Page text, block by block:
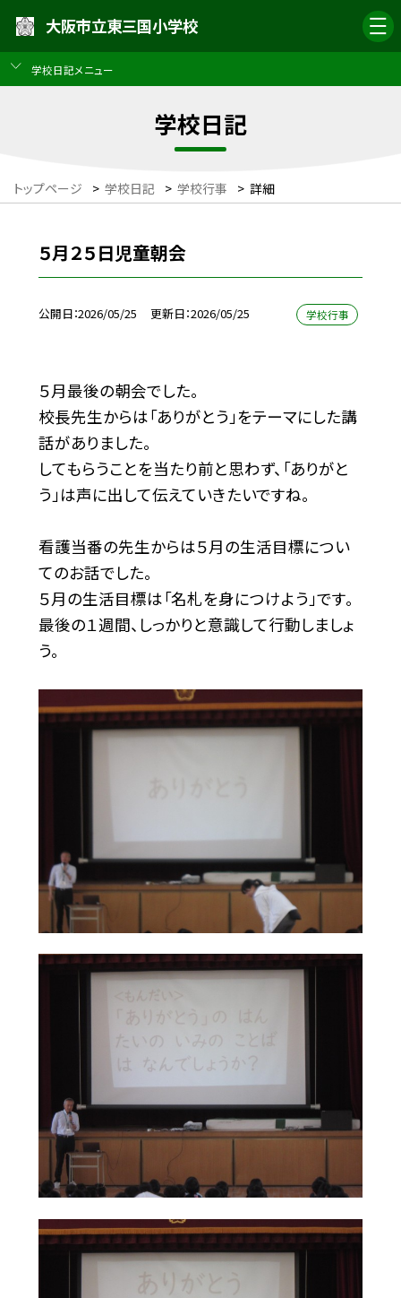
大阪市立東三国小学校
学校日記メニュー
学校日記
トップページ > 学校日記 > 学校行事 > 詳細
５月２５日児童朝会
公開日 2026/05/25 更新日 2026/05/25 学校行事
５月最後の朝会でした。
校長先生からは「ありがとう」をテーマにした講
話がありました。
してもらうことを当たり前と思わず、「ありがと
う」は声に出して伝えていきたいですね。
看護当番の先生からは５月の生活目標につい
てのお話でした。
５月の生活目標は「名札を身につけよう」です。
最後の１週間、しっかりと意識して行動しましょ
う。